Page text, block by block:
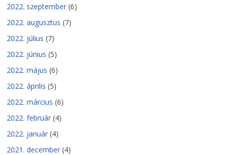
2022. szeptember (6)
2022. augusztus (7)
2022. július (7)
2022. június (5)
2022. május (6)
2022. április (5)
2022. március (6)
2022. február (4)
2022. január (4)
2021. december (4)